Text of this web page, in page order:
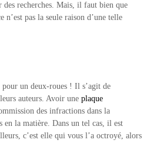
recherches. Mais, il faut bien que
pas la seule raison d’une telle
un deux-roues ! Il s’agit de
auteurs. Avoir une plaque
des infractions dans la
en la matière. Dans un tel cas, il est
c’est elle qui vous l’a octroyé, alors